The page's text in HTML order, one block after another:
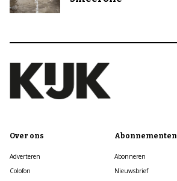
Over ons
Adverteren
Colofon
Abonnementen
Abonneren
Nieuwsbrief